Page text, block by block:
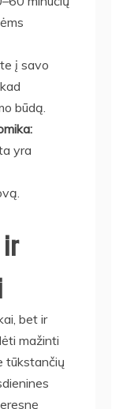
į savo
būdą.
yra
ir
bet ir
mažinti
tūkstančių